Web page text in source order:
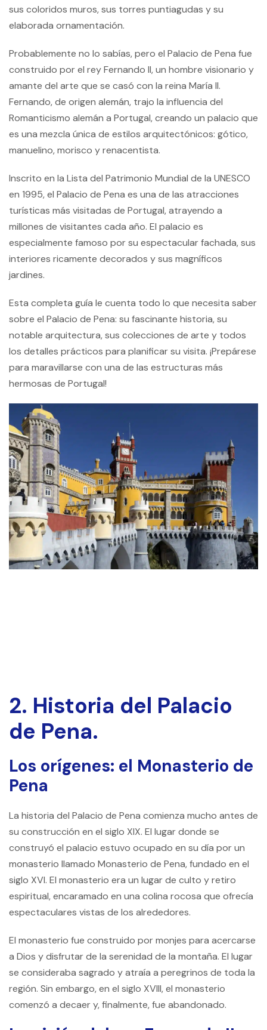
sus coloridos muros, sus torres puntiagudas y su
elaborada ornamentación.
Probablemente no lo sabías, pero el Palacio de Pena fue
construido por el rey Fernando II, un hombre visionario y
amante del arte que se casó con la reina María II.
Fernando, de origen alemán, trajo la influencia del
Romanticismo alemán a Portugal, creando un palacio que
es una mezcla única de estilos arquitectónicos: gótico,
manuelino, morisco y renacentista.
Inscrito en la Lista del Patrimonio Mundial de la UNESCO
en 1995, el Palacio de Pena es una de las atracciones
turísticas más visitadas de Portugal, atrayendo a
millones de visitantes cada año. El palacio es
especialmente famoso por su espectacular fachada, sus
interiores ricamente decorados y sus magníficos
jardines.
Esta completa guía le cuenta todo lo que necesita saber
sobre el Palacio de Pena: su fascinante historia, su
notable arquitectura, sus colecciones de arte y todos
los detalles prácticos para planificar su visita. ¡Prepárese
para maravillarse con una de las estructuras más
hermosas de Portugal!
2. Historia del Palacio
de Pena.
Los orígenes: el Monasterio de
Pena
La historia del Palacio de Pena comienza mucho antes de
su construcción en el siglo XIX. El lugar donde se
construyó el palacio estuvo ocupado en su día por un
monasterio llamado Monasterio de Pena, fundado en el
siglo XVI. El monasterio era un lugar de culto y retiro
espiritual, encaramado en una colina rocosa que ofrecía
espectaculares vistas de los alrededores.
El monasterio fue construido por monjes para acercarse
a Dios y disfrutar de la serenidad de la montaña. El lugar
se consideraba sagrado y atraía a peregrinos de toda la
región. Sin embargo, en el siglo XVIII, el monasterio
comenzó a decaer y, finalmente, fue abandonado.